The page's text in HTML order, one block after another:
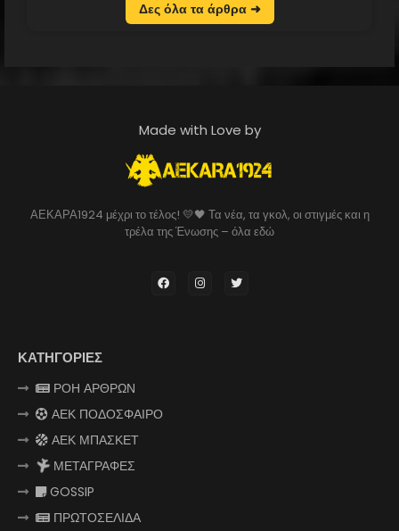
Δες όλα τα άρθρα ➜
Made with Love by
ΑΕΚΑΡΑ1924 μέχρι το τέλος! 💛🖤 Τα νέα, τα γκολ, οι στιγμές και η
τρέλα της Ένωσης – όλα εδώ
ΚΑΤΗΓΟΡΙΕΣ
ΡΟΗ ΑΡΘΡΩΝ
ΑΕΚ ΠΟΔΟΣΦΑΙΡΟ
ΑΕΚ ΜΠΑΣΚΕΤ
ΜΕΤΑΓΡΑΦΕΣ
GOSSIP
ΠΡΩΤΟΣΕΛΙΔΑ